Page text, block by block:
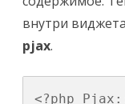
внутри
pjax.
<?php